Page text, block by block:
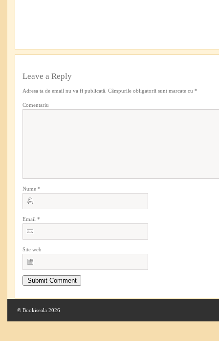
Leave a Reply
Adresa ta de email nu va fi publicată. Câmpurile obligatorii sunt marcate cu *
Comentariu
Nume *
Email *
Site web
© Bookiseala 2026